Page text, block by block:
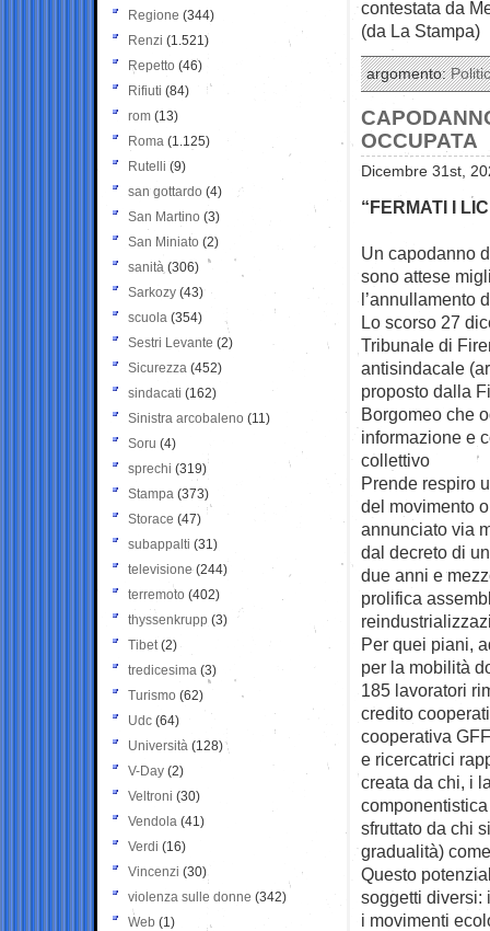
contestata da
(da La Stampa)
argomento:
OCCUPATA
Dicembre 31st,
“FERMATI I
Un capodanno
sono attese
l’annullamento
Lo scorso 27
Tribunale di
antisindacale
proposto dalla
Borgomeo che
informazione e
collettivo
Prende respiro
del movimento
annunciato via
dal decreto di
due anni e
prolifica
Per quei piani,
per la mobilità
185 lavoratori
credito
cooperativa
e ricercatrici
creata da chi, i
sfruttato da chi
gradualità)
Questo
soggetti diversi:
i movimenti
Regione (344)
Renzi (1.521)
Repetto (46)
Rifiuti (84)
rom (13)
Roma (1.125)
Rutelli (9)
san gottardo (4)
San Martino (3)
San Miniato (2)
sanità (306)
Sarkozy (43)
scuola (354)
Sestri Levante (2)
Sicurezza (452)
sindacati (162)
Sinistra arcobaleno (11)
Soru (4)
sprechi (319)
Stampa (373)
Storace (47)
subappalti (31)
televisione(244)
terremoto (402)
thyssenkrupp (3)
Tibet(2)
tredicesima (3)
Turismo (62)
Udc (64)
Università (128)
V-Day (2)
Veltroni (30)
Vendola (41)
Verdi (16)
Vincenzi (30)
violenza sulle donne (342)
Web (1)